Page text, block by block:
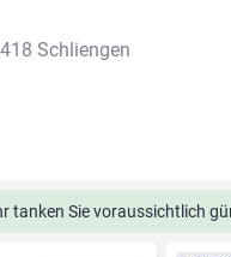
Schliengen
tanken Sie voraussichtlich